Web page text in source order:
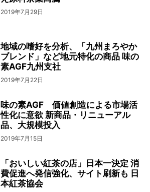
2019年7月29日
地域の嗜好を分析、「九州まろやか
ブレンド」など地元特化の商品 味の
素AGF九州支社
2019年7月22日
味の素AGF 価値創造による市場活
性化に意欲 新商品・リニューアル
品、大規模投入
2019年7月15日
「おいしい紅茶の店」日本一決定 消
費促進へ発信強化、サイト刷新も 日
本紅茶協会